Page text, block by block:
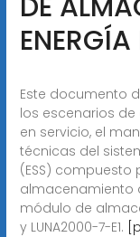
Este documento
los escenarios
en servicio, el
técnicas del
(ESS)
almacenamiento
módulo de
y LUNA2000-7-E1.